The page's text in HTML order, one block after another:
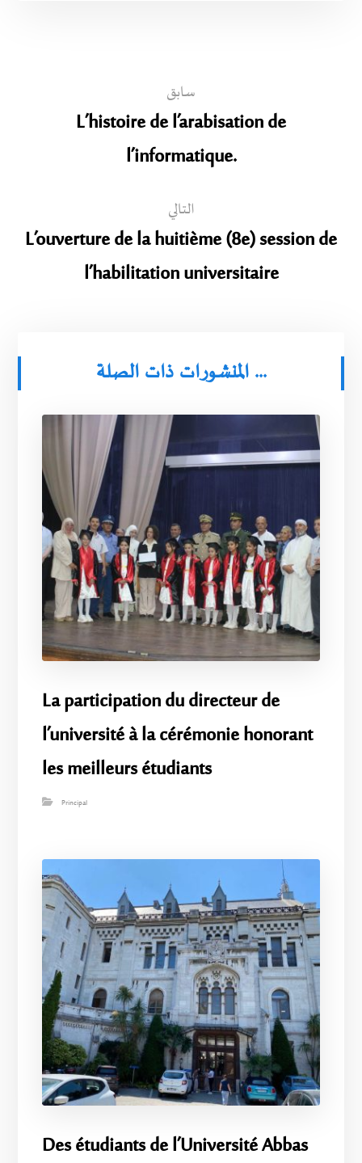
سابق
L’histoire de l’arabisation de
l’informatique.
التالي
L’ouverture de la huitième (8e) session de
l’habilitation universitaire
المنشورات ذات الصلة ...
La participation du directeur de
l’université à la cérémonie honorant
les meilleurs étudiants
Principal
Des étudiants de l’Université Abbas